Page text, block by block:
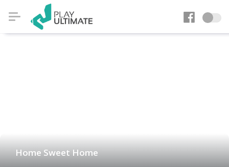
Home Sweet Home